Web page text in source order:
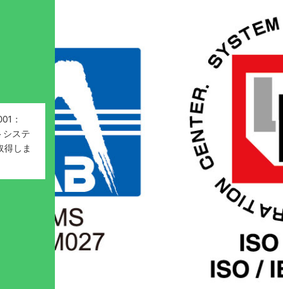
：
システ
得しま